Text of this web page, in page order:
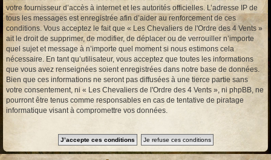
votre fournisseur d’accès à internet et les autorités officielles. L’adresse IP de
tous les messages est enregistrée afin d’aider au renforcement de ces
conditions. Vous acceptez le fait que « Les Chevaliers de l'Ordre des 4 Vents »
ait le droit de supprimer, de modifier, de déplacer ou de verrouiller n’importe
quel sujet et message à n’importe quel moment si nous estimons cela
nécessaire. En tant qu’utilisateur, vous acceptez que toutes les informations
que vous avez renseignées soient enregistrées dans notre base de données.
Bien que ces informations ne seront pas diffusées à une tierce partie sans
votre consentement, ni « Les Chevaliers de l'Ordre des 4 Vents », ni phpBB, ne
pourront être tenus comme responsables en cas de tentative de piratage
informatique visant à compromettre vos données.